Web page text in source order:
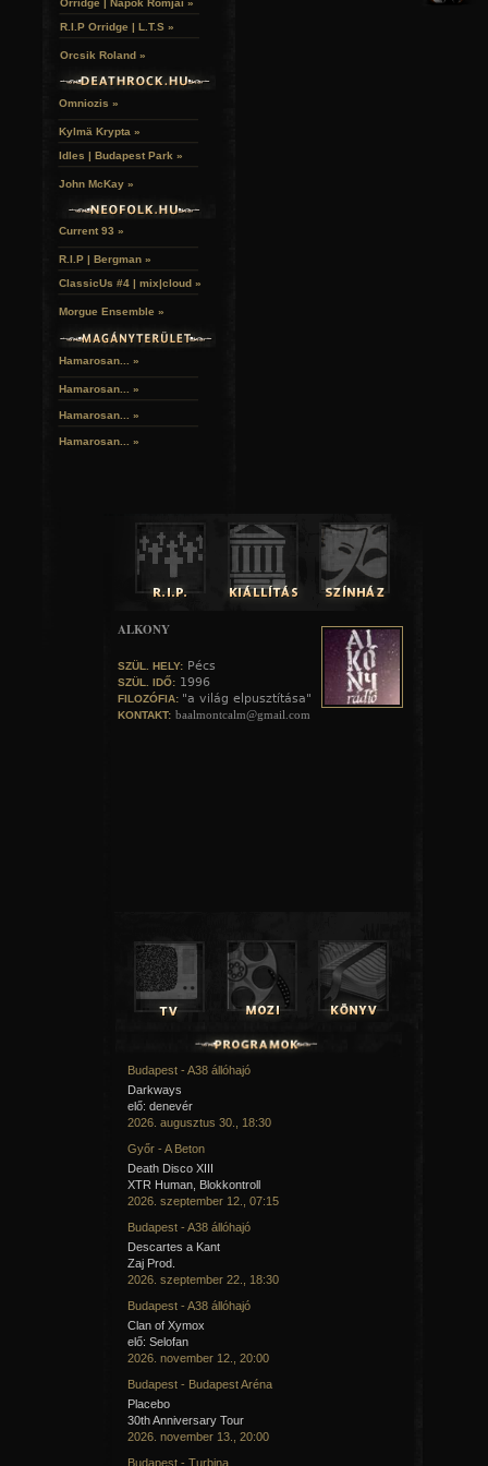
R.I.P Orridge | L.T.S »
Orcsik Roland »
Omniozis »
Kylmä Krypta »
Idles | Budapest Park »
John McKay »
Current 93 »
R.I.P | Bergman »
ClassicUs #4 | mix|cloud »
Morgue Ensemble »
Hamarosan... »
Hamarosan... »
Hamarosan... »
Hamarosan... »
ALKONY
SZÜL. HELY: Pécs
SZÜL. IDŐ: 1996
FILOZÓFIA: "a világ elpusztítása"
KONTAKT: baalmontcalm@gmail.com
Budapest - A38 állóhajó
Darkways
elő: denevér
2026. augusztus 30., 18:30
Győr - A Beton
Death Disco XIII
XTR Human, Blokkontroll
2026. szeptember 12., 07:15
Budapest - A38 állóhajó
Descartes a Kant
Zaj Prod.
2026. szeptember 22., 18:30
Budapest - A38 állóhajó
Clan of Xymox
elő: Selofan
2026. november 12., 20:00
Budapest - Budapest Aréna
Placebo
30th Anniversary Tour
2026. november 13., 20:00
Budapest - Turbina